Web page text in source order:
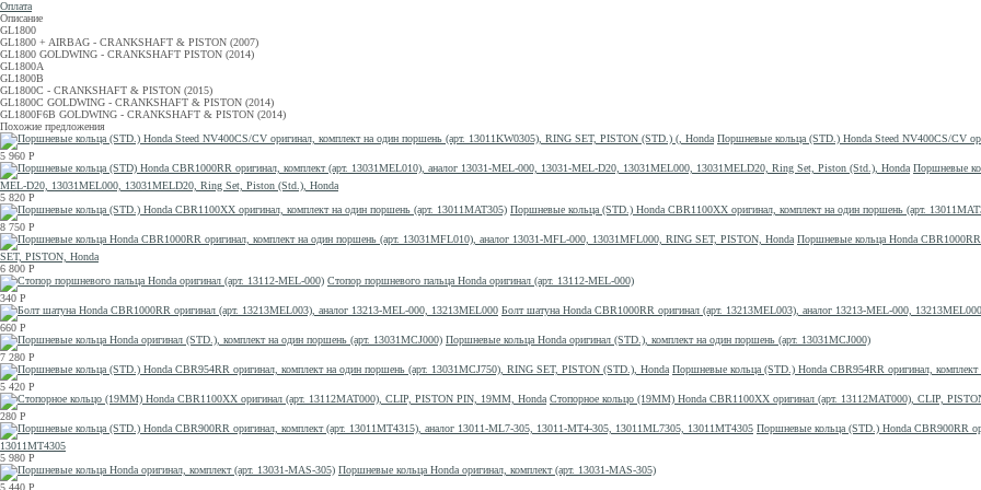
Оплата
Описание
GL1800
GL1800 + AIRBAG - CRANKSHAFT & PISTON (2007)
GL1800 GOLDWING - CRANKSHAFT PISTON (2014)
GL1800A
GL1800B
GL1800C - CRANKSHAFT & PISTON (2015)
GL1800C GOLDWING - CRANKSHAFT & PISTON (2014)
GL1800F6B GOLDWING - CRANKSHAFT & PISTON (2014)
Похожие предложения
Поршневые кольца (STD.) Honda Steed NV400CS/CV
5 960 Р
Поршневые
MEL-D20, 13031MEL000, 13031MELD20, Ring Set, Piston (Std.), Honda
5 820 Р
Поршневые кольца (STD.) Honda CBR1100XX оригинал, комплект на один поршень (арт.
8 750 Р
Поршневые кольца Honda
SET, PISTON, Honda
6 800 Р
Стопор поршневого пальца Honda оригинал (арт. 13112-MEL-000)
340 Р
Болт шатуна Honda CBR1000RR оригинал (арт. 13213MEL003), аналог 13213-MEL-000, 13213MEL000
660 Р
Поршневые кольца Honda оригинал (STD.), комплект на один поршень (арт. 13031MCJ000)
7 280 Р
Поршневые кольца (STD.) Honda CBR954RR оригинал,
5 420 Р
Стопорное кольцо (19ММ) Honda CBR1100XX оригинал (арт. 13112MAT000), CLIP,
280 Р
Поршневые кольца (STD.) Honda CBR900RR
13011MT4305
5 980 Р
Поршневые кольца Honda оригинал, комплект (арт. 13031-MAS-305)
5 440 Р